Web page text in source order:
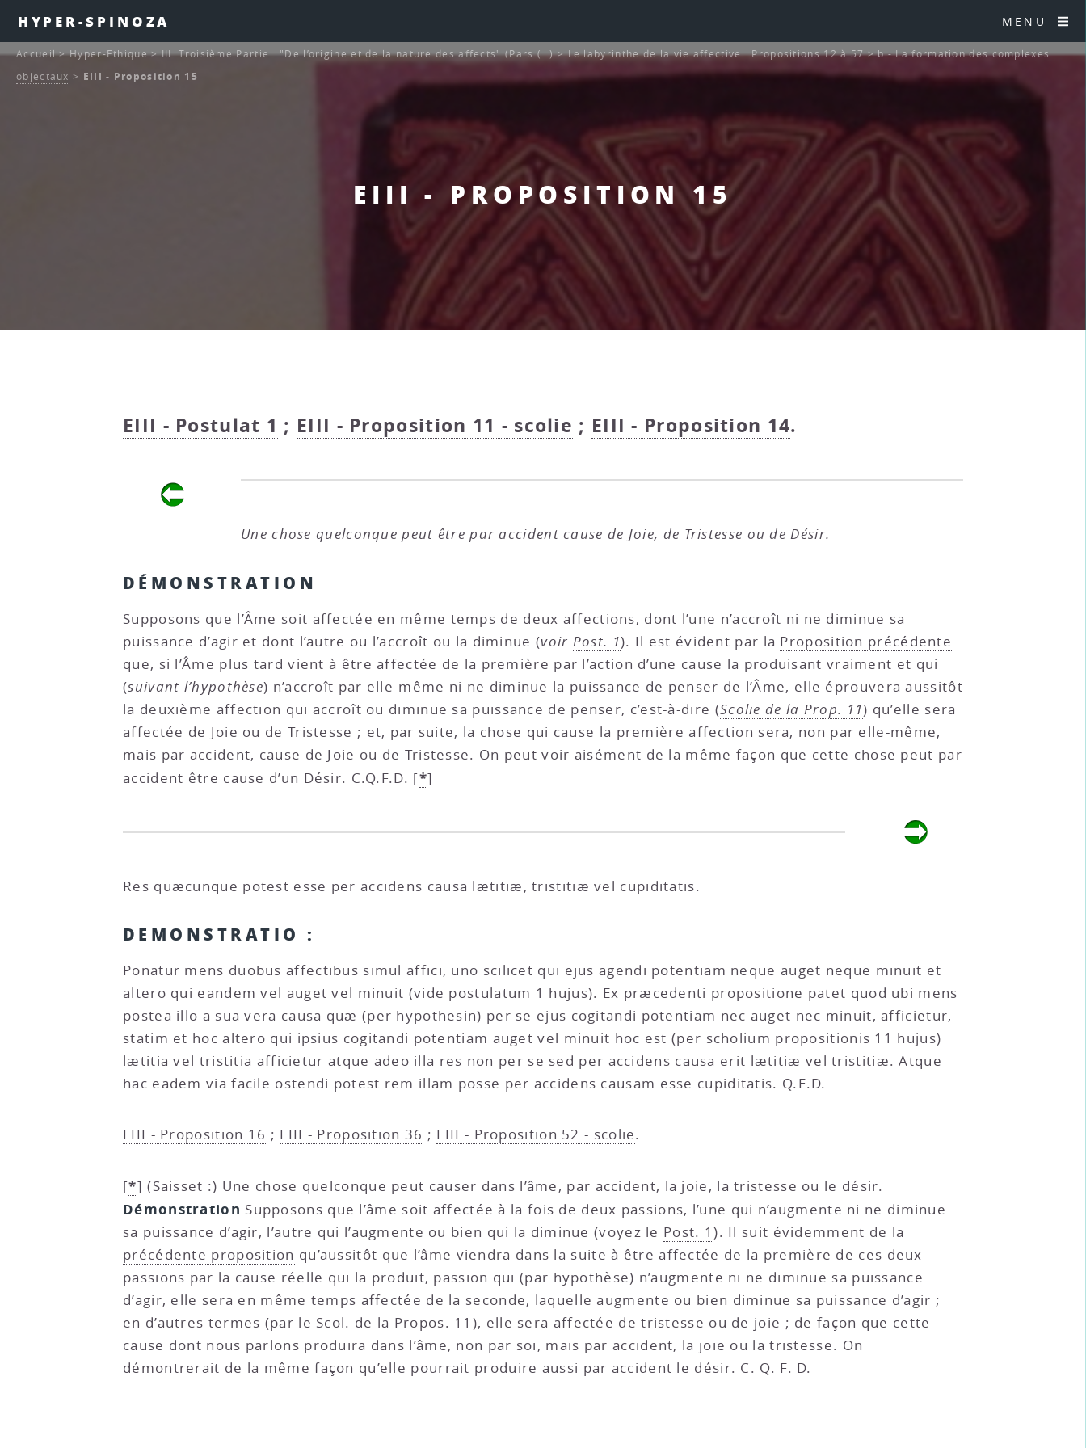
HYPER-SPINOZA MENU
EIII - PROPOSITION 15
Accueil>Hyper-Ethique>III. Troisième Partie : "De l’origine et de la nature des affects" (Pars (…)>Le labyrinthe de la vie affective : Propositions 12 à 57>b - La formation des complexes
objectaux > EIII - Proposition 15
EIII - Postulat 1 ; EIII - Proposition 11 - scolie ; EIII - Proposition 14.
Une chose quelconque peut être par accident cause de Joie, de Tristesse ou de Désir.
DÉMONSTRATION
Supposons que l’Âme soit affectée en même temps de deux affections, dont l’une n’accroît ni ne diminue sa
puissance d’agir et dont l’autre ou l’accroît ou la diminue (voir Post. 1). Il est évident par la Proposition précédente
que, si l’Âme plus tard vient à être affectée de la première par l’action d’une cause la produisant vraiment et qui
(suivant l’hypothèse) n’accroît par elle-même ni ne diminue la puissance de penser de l’Âme, elle éprouvera aussitôt
la deuxième affection qui accroît ou diminue sa puissance de penser, c’est-à-dire (Scolie de la Prop. 11) qu’elle sera
affectée de Joie ou de Tristesse ; et, par suite, la chose qui cause la première affection sera, non par elle-même,
mais par accident, cause de Joie ou de Tristesse. On peut voir aisément de la même façon que cette chose peut par
accident être cause d’un Désir. C.Q.F.D. [*]
Res quæcunque potest esse per accidens causa lætitiæ, tristitiæ vel cupiditatis.
DEMONSTRATIO :
Ponatur mens duobus affectibus simul affici, uno scilicet qui ejus agendi potentiam neque auget neque minuit et
altero qui eandem vel auget vel minuit (vide postulatum 1 hujus). Ex præcedenti propositione patet quod ubi mens
postea illo a sua vera causa quæ (per hypothesin) per se ejus cogitandi potentiam nec auget nec minuit, afficietur,
statim et hoc altero qui ipsius cogitandi potentiam auget vel minuit hoc est (per scholium propositionis 11 hujus)
lætitia vel tristitia afficietur atque adeo illa res non per se sed per accidens causa erit lætitiæ vel tristitiæ. Atque
hac eadem via facile ostendi potest rem illam posse per accidens causam esse cupiditatis. Q.E.D.
EIII - Proposition 16 ; EIII - Proposition 36 ; EIII - Proposition 52 - scolie.
[*](Saisset :) Une chose quelconque peut causer dans l’âme, par accident, la joie, la tristesse ou le désir.
Démonstration Supposons que l’âme soit affectée à la fois de deux passions, l’une qui n’augmente ni ne diminue
sa puissance d’agir, l’autre qui l’augmente ou bien qui la diminue (voyez le Post. 1). Il suit évidemment de la
précédente proposition qu’aussitôt que l’âme viendra dans la suite à être affectée de la première de ces deux
passions par la cause réelle qui la produit, passion qui (par hypothèse) n’augmente ni ne diminue sa puissance
d’agir, elle sera en même temps affectée de la seconde, laquelle augmente ou bien diminue sa puissance d’agir ;
en d’autres termes (par le Scol. de la Propos. 11 ), elle sera affectée de tristesse ou de joie ; de façon que cette
cause dont nous parlons produira dans l’âme, non par soi, mais par accident, la joie ou la tristesse. On
démontrerait de la même façon qu’elle pourrait produire aussi par accident le désir. C. Q. F. D.